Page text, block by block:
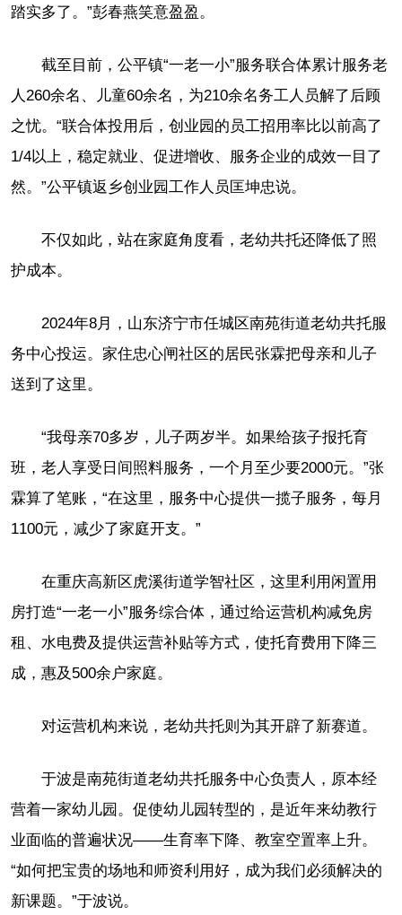
踏实多了。”彭春燕笑意盈盈。
截至目前，公平镇“一老一小”服务联合体累计服务老
人260余名、儿童60余名，为210余名务工人员解了后顾
之忧。“联合体投用后，创业园的员工招用率比以前高了
1/4以上，稳定就业、促进增收、服务企业的成效一目了
然。”公平镇返乡创业园工作人员匡坤忠说。
不仅如此，站在家庭角度看，老幼共托还降低了照
护成本。
2024年8月，山东济宁市任城区南苑街道老幼共托服
务中心投运。家住忠心闸社区的居民张霖把母亲和儿子
送到了这里。
“我母亲70多岁，儿子两岁半。如果给孩子报托育
班，老人享受日间照料服务，一个月至少要2000元。”张
霖算了笔账，“在这里，服务中心提供一揽子服务，每月
1100元，减少了家庭开支。”
在重庆高新区虎溪街道学智社区，这里利用闲置用
房打造“一老一小”服务综合体，通过给运营机构减免房
租、水电费及提供运营补贴等方式，使托育费用下降三
成，惠及500余户家庭。
对运营机构来说，老幼共托则为其开辟了新赛道。
于波是南苑街道老幼共托服务中心负责人，原本经
营着一家幼儿园。促使幼儿园转型的，是近年来幼教行
业面临的普遍状况——生育率下降、教室空置率上升。
“如何把宝贵的场地和师资利用好，成为我们必须解决的
新课题。”于波说。